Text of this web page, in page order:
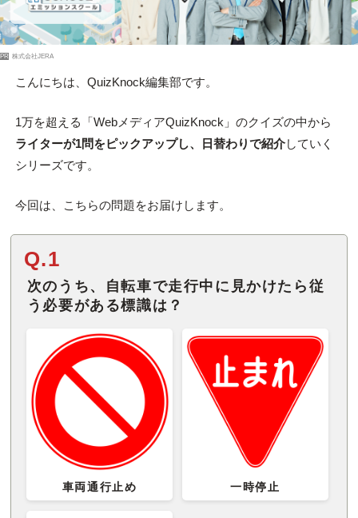
PR 株式会社JERA
こんにちは、QuizKnock編集部です。
1万を超える「WebメディアQuizKnock」のクイズの中から
ライターが1問をピックアップし、日替わりで紹介していく
シリーズです。
今回は、こちらの問題をお届けします。
Q.1
次のうち、自転車で走行中に見かけたら従
う必要がある標識は？
車両通行止め 一時停止